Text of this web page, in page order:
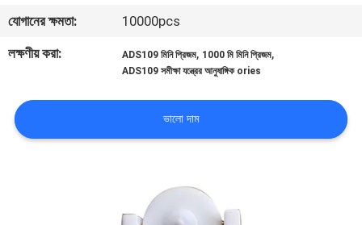
যোগাযোগ
করুন
খবর
মামলা
যোগানের ক্ষমতা:
10000pcs
লক্ষণীয় করা:
ADS109 মিনি প্রিজম, 1000 মি মিনি প্রিজম,
ADS109 সমীক্ষা যন্ত্রের আনুষাঙ্গিক ories
ভালো দাম